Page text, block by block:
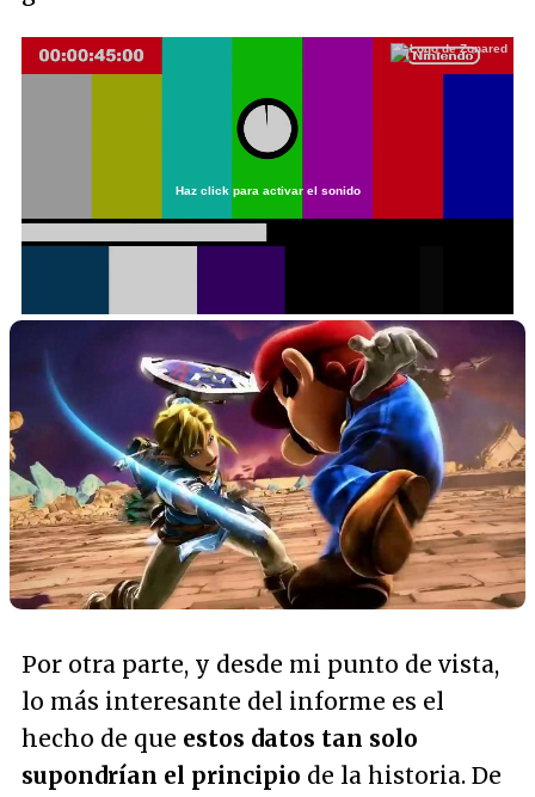
0%
Haz click para activar el sonido
Por otra parte, y desde mi punto de vista,
lo más interesante del informe es el
hecho de que estos datos tan solo
supondrían el principio de la historia. De